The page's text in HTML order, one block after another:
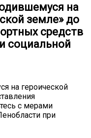
на
земле» до
средств
социальной
на героической
с мерами
при